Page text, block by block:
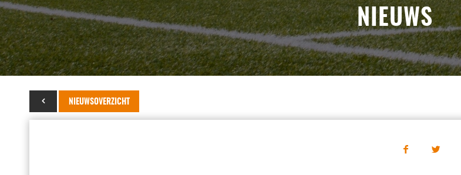
NIEUWS
NIEUWSOVERZICHT
10 april 2023